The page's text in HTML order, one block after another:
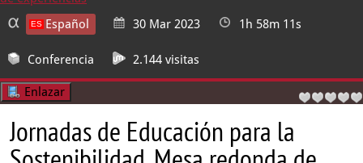
Español 30 Mar 2023 1h 58m 11s
Conferencia 2.144 visitas
Enlazar
Jornadas de Educación para la